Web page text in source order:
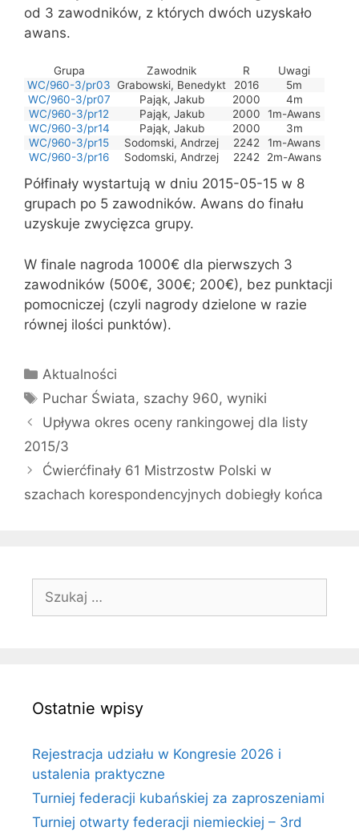
od 3 zawodników, z których dwóch uzyskało
awans.
Grupa Zawodnik R
Uwagi
WC/960-3/pr03 Grabowski, Benedykt 2016
5m
WC/960-3/pr07
Pająk, Jakub 2000
4m
WC/960-3/pr12
Pająk, Jakub 2000
1m-Awans
WC/960-3/pr14
Pająk, Jakub 2000
3m
WC/960-3/pr15
Sodomski, Andrzej 2242
1m-Awans
WC/960-3/pr16
Sodomski, Andrzej 2242 2m-Awans
Półfinały wystartują w dniu 2015-05-15 w 8
grupach po 5 zawodników. Awans do finału
uzyskuje zwycięzca grupy.
W finale nagroda 1000€ dla pierwszych 3
zawodników (500€, 300€; 200€), bez punktacji
pomocniczej (czyli nagrody dzielone w razie
równej ilości punktów).
Kategorie
Aktualności
Tagi
Puchar Świata, szachy 960,wyniki
Upływa okres oceny rankingowej dla listy
2015/3
Ćwierćfinały 61 Mistrzostw Polski w
szachach korespondencyjnych dobiegły końca
Ostatnie wpisy
Rejestracja udziału w Kongresie 2026 i
ustalenia praktyczne
Turniej federacji kubańskiej za zaproszeniami
Turniej otwarty federacji niemieckiej – 3rd